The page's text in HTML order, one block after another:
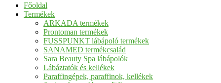
Főoldal
Termékek
ARKADA termékek
Prontoman termékek
FUSSPUNKT lábápoló termékek
SANAMED termékcsalád
Sara Beauty Spa lábápolók
Lábáztatók és kellékek
Paraffingépek, paraffinok, kellékek